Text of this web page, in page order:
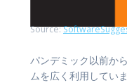
Source:
パンデミック以前か
ムを広く利用してい